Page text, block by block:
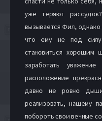
уже теряют
вызывается Фил, однако
что ему не под силу
становиться хорошим
заработать
расположение
давно не ровно
реализовать, нашему
побороть свои вечные